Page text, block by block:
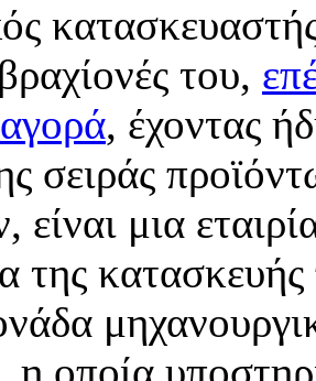
του,
, έχοντας
σειράς
είναι μια
της